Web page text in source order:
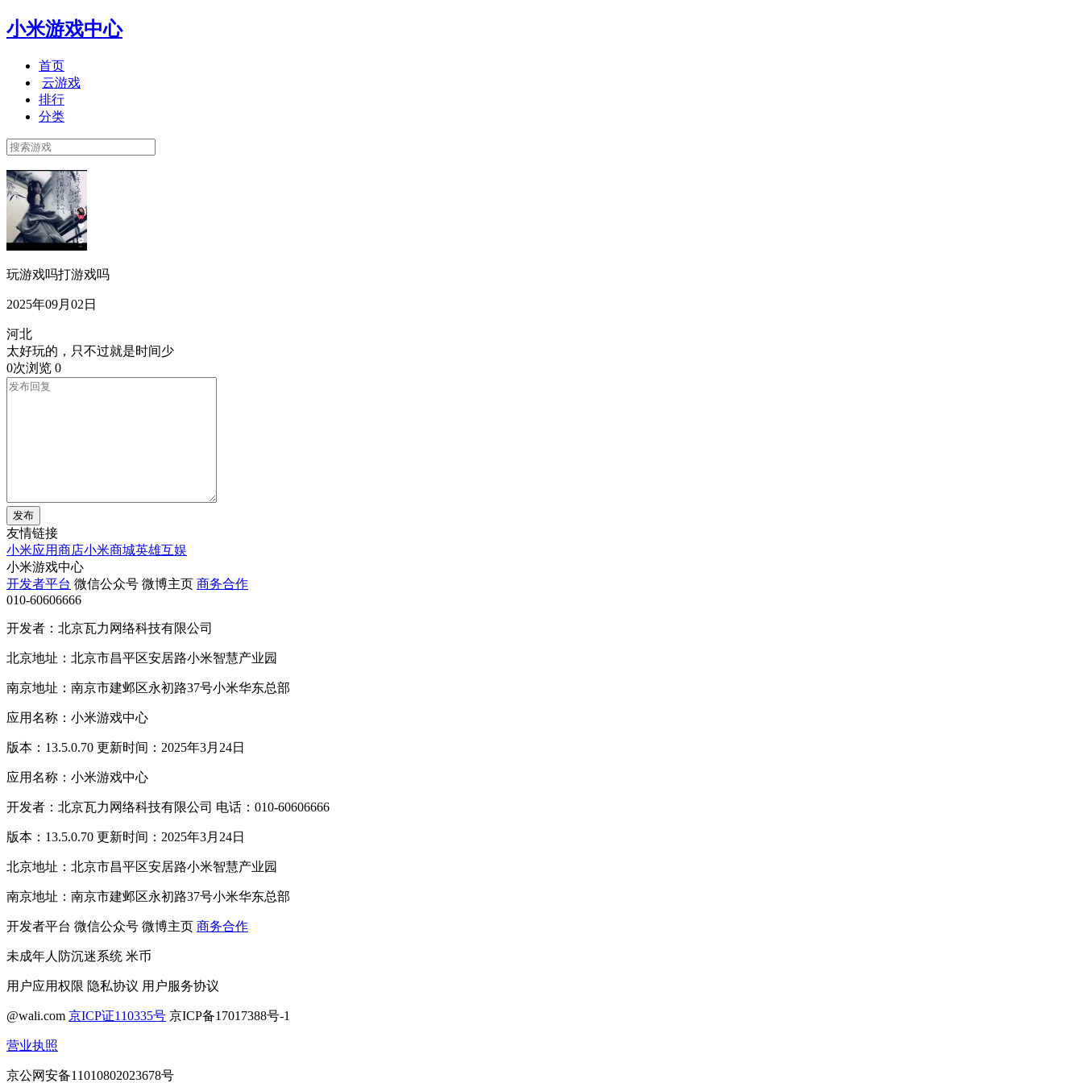
小米游戏中心
首页
云游戏
排行
分类
玩游戏吗打游戏吗
2025年09月02日
河北
太好玩的，只不过就是时间少
0次浏览 0
发布
友情链接
小米应用商店小米商城英雄互娱
小米游戏中心
开发者平台 微信公众号 微博主页 商务合作
010-60606666
开发者：北京瓦力网络科技有限公司
北京地址：北京市昌平区安居路小米智慧产业园
南京地址：南京市建邺区永初路37号小米华东总部
应用名称：小米游戏中心
版本：13.5.0.70 更新时间：2025年3月24日
应用名称：小米游戏中心
开发者：北京瓦力网络科技有限公司 电话：010-60606666
版本：13.5.0.70 更新时间：2025年3月24日
北京地址：北京市昌平区安居路小米智慧产业园
南京地址：南京市建邺区永初路37号小米华东总部
开发者平台 微信公众号 微博主页 商务合作
未成年人防沉迷系统 米币
用户应用权限 隐私协议 用户服务协议
@wali.com 京ICP证110335号 京ICP备17017388号-1
营业执照
京公网安备11010802023678号